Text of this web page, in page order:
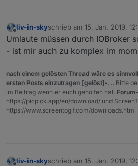
Offline
liv-in-skyschrieb am 15. Jan. 2019,
zuletzt editiert von
Umlaute müssen durch IOBroker
- ist mir auch zu komplex im
nach einem gelösten Thread wäre es
ersten Posts einzutragen [gelöst]-... Bitte
im Beitrag wenn er euch geholfen hat.
https://picpick.app/en/download/ und
https://www.screentogif.com/downloads.html
liv-in-skyschrieb am 15. Jan. 2019,